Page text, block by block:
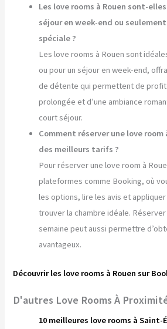
Les love rooms à Rouen sont-
séjour en week-end ou
spéciale ?
Les love rooms à Rouen sont
ou pour un séjour en week-end,
de détente qui permettent de
prolongée et d’une ambiance
court séjour.
Comment réserver une love
des meilleurs tarifs ?
Pour réserver une love room à
plateformes comme Booking, où
les options, lire les avis et
trouver la chambre idéale. Réserver
semaine peut aussi permettre
avantageux.
Découvrir les love rooms à Rouen sur
D'autres Love Rooms À
10 meilleures love rooms à Saint-